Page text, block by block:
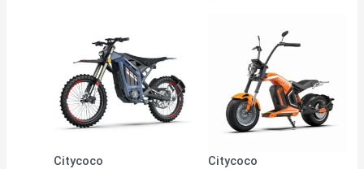
Citycoco Citycoco